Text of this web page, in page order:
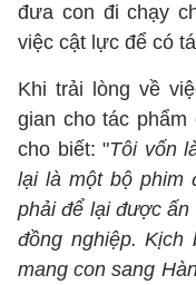
đưa con đi chạy
việc cật lực để có
Khi trải lòng về
gian cho tác phẩm
cho biết: "Tôi vốn
lại là một bộ phim
phải để lại được
đồng nghiệp.
mang con sang